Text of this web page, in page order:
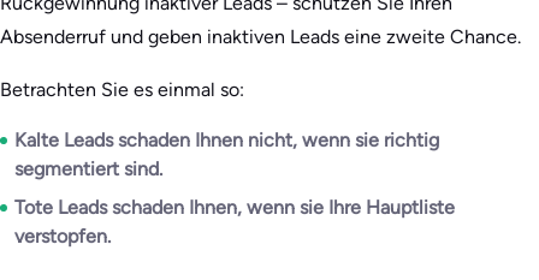
Absenderruf und geben inaktiven Leads eine zweite Chance.
Betrachten Sie es einmal so:
Kalte Leads schaden Ihnen nicht, wenn sie richtig
segmentiert sind.
Tote Leads schaden Ihnen, wenn sie Ihre Hauptliste
verstopfen.